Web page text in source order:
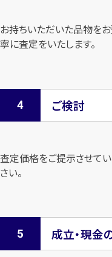
お持ちいただいた品物を
寧に査定をいたします。
ご検討
査定価格をご提示させてい
さい。
成立・現金